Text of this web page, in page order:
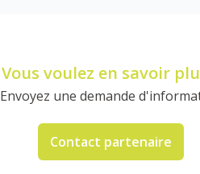
Vous voulez en savoir
Envoyez une demande
Contact partenaire